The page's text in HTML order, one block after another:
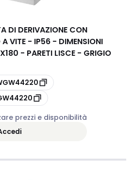
DI DERIVAZIONE CON
VITE - IP56 - DIMENSIONI
- PARETI LISCE - GRIGIO
prezzi e disponibilità